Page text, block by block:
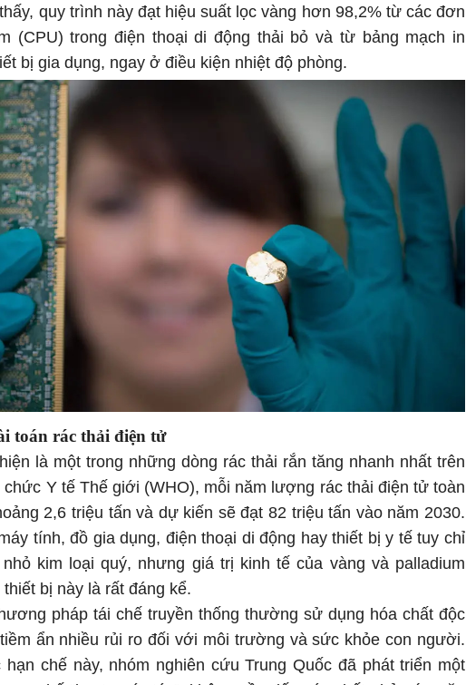
quy trình này đạt hiệu suất lọc vàng hơn 98,2% từ các đơn
(CPU) trong điện thoại di động thải bỏ và từ bảng mạch in
bị gia dụng, ngay ở điều kiện nhiệt độ phòng.
toán rác thải điện tử
là một trong những dòng rác thải rắn tăng nhanh nhất trên
Y tế Thế giới (WHO), mỗi năm lượng rác thải điện tử toàn
2,6 triệu tấn và dự kiến sẽ đạt 82 triệu tấn vào năm 2030.
tính, đồ gia dụng, điện thoại di động hay thiết bị y tế tuy chỉ
kim loại quý, nhưng giá trị kinh tế của vàng và palladium
bị này là rất đáng kể.
pháp tái chế truyền thống thường sử dụng hóa chất độc
ẩn nhiều rủi ro đối với môi trường và sức khỏe con người.
hạn chế này, nhóm nghiên cứu Trung Quốc đã phát triển một